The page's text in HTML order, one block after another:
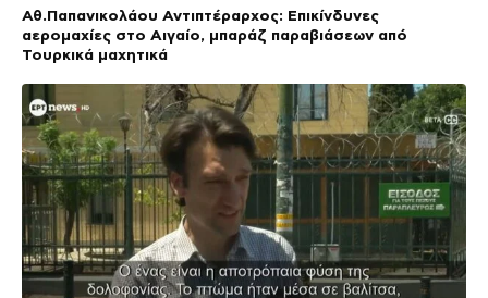
Αθ.Παπανικολάου Αντιπτέραρχος: Επικίνδυνες
αερομαχίες στο Αιγαίο, μπαράζ παραβιάσεων από
Τουρκικά μαχητικά